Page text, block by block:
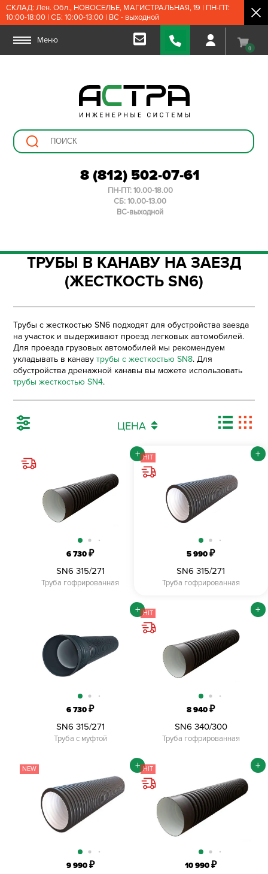
СКЛАД: Лен. Обл., НОВОСЕЛЬЕ, МАГИСТРАЛЬНАЯ, 19 | ПН-ПТ:
10:00-18:00 | СБ: 10:00-13:00 | ВС - выходной
Меню
0
8 (812) 502-07-61
ПН-ПТ: 10.00-18.00
СБ: 10.00-13.00
ВС-выходной
ТРУБЫ В КАНАВУ НА ЗАЕЗД
(ЖЕСТКОСТЬ SN6)
Трубы с жесткостью SN6 подходят для обустройства заезда
на участок и выдерживают проезд легковых автомобилей.
Для проезда грузовых автомобилей мы рекомендуем
укладывать в канавутрубы с жесткостью SN8. Для
обустройства дренажной канавы вы можете использовать
трубы жесткостью SN4.
ЦЕНА
6 730₽
SN6 315/271
Труба гофрированная
+ HIT
5 990₽
SN6 315/271
Труба гофрированная
+
6 730₽
SN6 315/271
Труба с муфтой
+ HIT
8 940₽
SN6 340/300
Труба гофрированная
+
NEW
9 990₽
+ HIT
10 990₽
+